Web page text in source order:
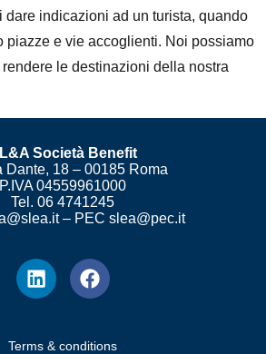
dare indicazioni ad un turista, quando
piazze e vie accoglienti. Noi possiamo
le destinazioni della nostra
Società Benefit
Dante, 18 – 00185 Roma
P.IVA 04559961000
Tel. 06 4741245
– PEC slea@pec.it
Terms & conditions